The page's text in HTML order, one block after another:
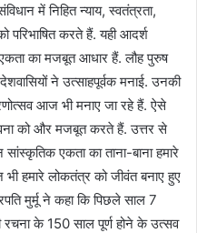
में निहित न्याय, स्वतंत्रता,
करते हैं. यही आदर्श
का मजबूत आधार हैं. लौह पुरुष
ने उत्साहपूर्वक मनाई. उनकी
आज भी मनाए जा रहे हैं. ऐसे
को और मजबूत करते हैं. उत्तर से
सांस्कृतिक एकता का ताना-बाना हमारे
हमारे लोकतंत्र को जीवंत बनाए हुए
मुर्मू ने कहा कि पिछले साल 7
रचना के 150 साल पूर्ण होने के उत्सव